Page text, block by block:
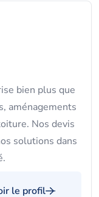
bien plus que
aménagements
Nos devis
solutions dans
le profil